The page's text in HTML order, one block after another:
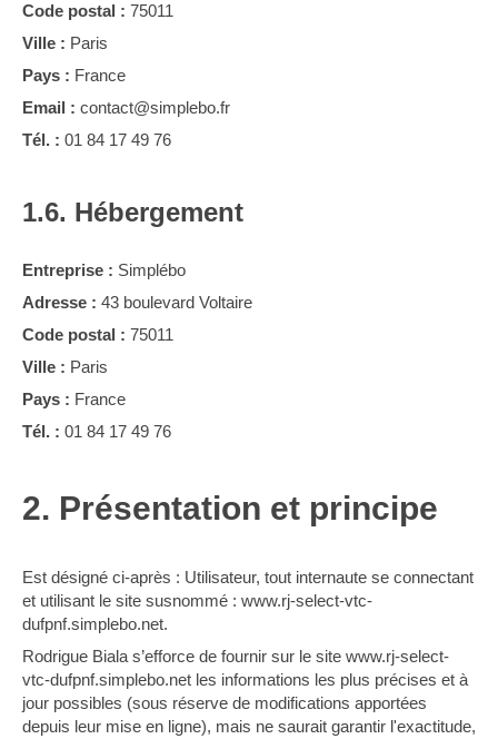
Code postal : 75011
Ville : Paris
Pays : France
Email : contact@simplebo.fr
Tél. : 01 84 17 49 76
1.6. Hébergement
Entreprise : Simplébo
Adresse : 43 boulevard Voltaire
Code postal : 75011
Ville : Paris
Pays : France
Tél. : 01 84 17 49 76
2. Présentation et principe
Est désigné ci-après : Utilisateur, tout internaute se connectant
et utilisant le site susnommé : www.rj-select-vtc-
dufpnf.simplebo.net.
Rodrigue Biala s’efforce de fournir sur le site www.rj-select-
vtc-dufpnf.simplebo.net les informations les plus précises et à
jour possibles (sous réserve de modifications apportées
depuis leur mise en ligne), mais ne saurait garantir l'exactitude,